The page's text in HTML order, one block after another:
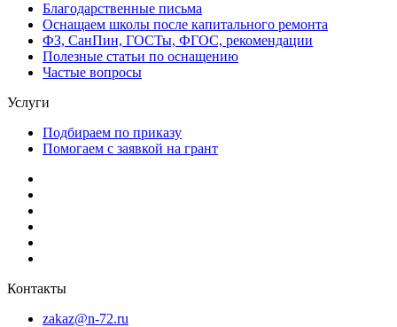
Благодарственные письма
Оснащаем школы после капитального ремонта
ФЗ, СанПин, ГОСТы, ФГОС, рекомендации
Полезные статьи по оснащению
Частые вопросы
Услуги
Подбираем по приказу
Помогаем с заявкой на грант
Контакты
zakaz@n-72.ru